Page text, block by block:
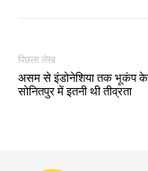
पिछला लेख
असम से इंडोनेशिया तक भूकंप
सोनितपुर में इतनी थी तीव्रता